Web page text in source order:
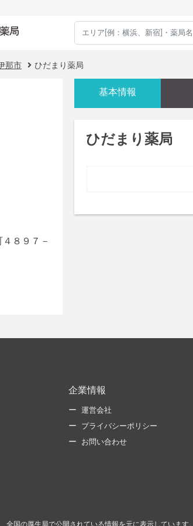
那市 ひだまり薬局
８９７－
基本情報
ひだまり薬局
企業情報
運営会社
プライバシーポリシー
お問い合わせ
全国の厚生局で公開されている情報を元に表示しています。